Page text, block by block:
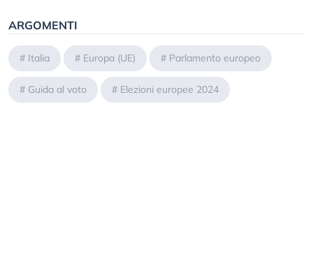
ARGOMENTI
# Italia # Europa (UE) # Parlamento europeo
# Guida al voto # Elezioni europee 2024